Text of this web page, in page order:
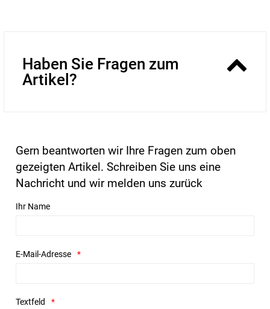
Haben Sie Fragen zum
Artikel?
Gern beantworten wir Ihre Fragen zum oben
gezeigten Artikel. Schreiben Sie uns eine
Nachricht und wir melden uns zurück
Ihr Name
E-Mail-Adresse
Textfeld